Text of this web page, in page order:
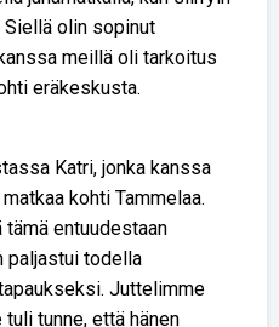
Siellä olin sopinut
meillä oli tarkoitus
eräkeskusta.
Katri, jonka kanssa
kohti Tammelaa.
entuudestaan
paljastui todella
Juttelimme
tunne, että hänen